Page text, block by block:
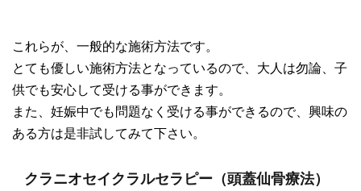
これらが、一般的な施術方法です。
とても優しい施術方法となっているので、大人は勿論、子
供でも安心して受ける事ができます。
また、妊娠中でも問題なく受ける事ができるので、興味の
ある方は是非試してみて下さい。
クラニオセイクラルセラピー（頭蓋仙骨療法）